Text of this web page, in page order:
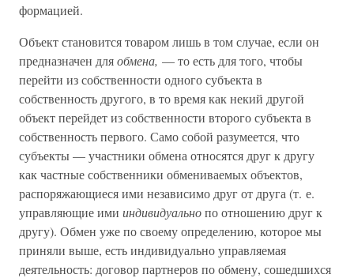
формацией.
Объект становится товаром лишь в том случае, если он
предназначен дляобмена, — то есть для того, чтобы
перейти из собственности одного субъекта в
собственность другого, в то время как некий другой
объект перейдет из собственности второго субъекта в
собственность первого. Само собой разумеется, что
субъекты — участники обмена относятся друг к другу
как частные собственники обмениваемых объектов,
распоряжающиеся ими независимо друг от друга (т. е.
управляющие ими индивидуальнопо отношению друг к
другу). Обмен уже по своему определению, которое мы
приняли выше, есть индивидуально управляемая
деятельность: договор партнеров по обмену, сошедшихся